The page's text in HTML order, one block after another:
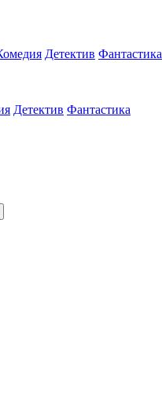
Детектив Фантастика
Детектив Фантастика